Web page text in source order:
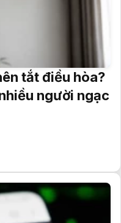
tắt điều hòa?
người ngạc